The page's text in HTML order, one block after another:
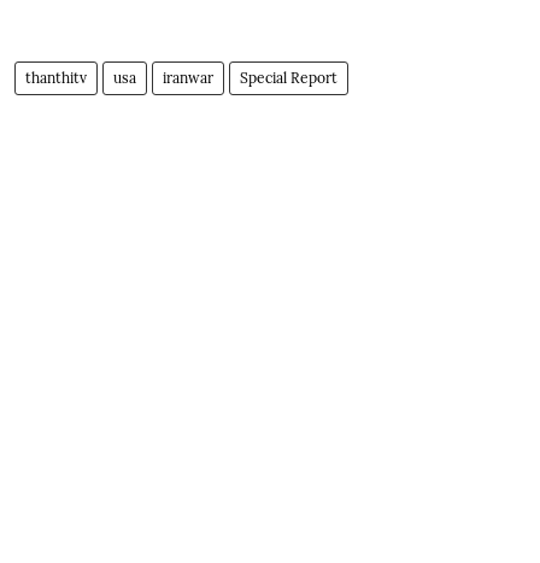
thanthitv usa iranwar Special Report